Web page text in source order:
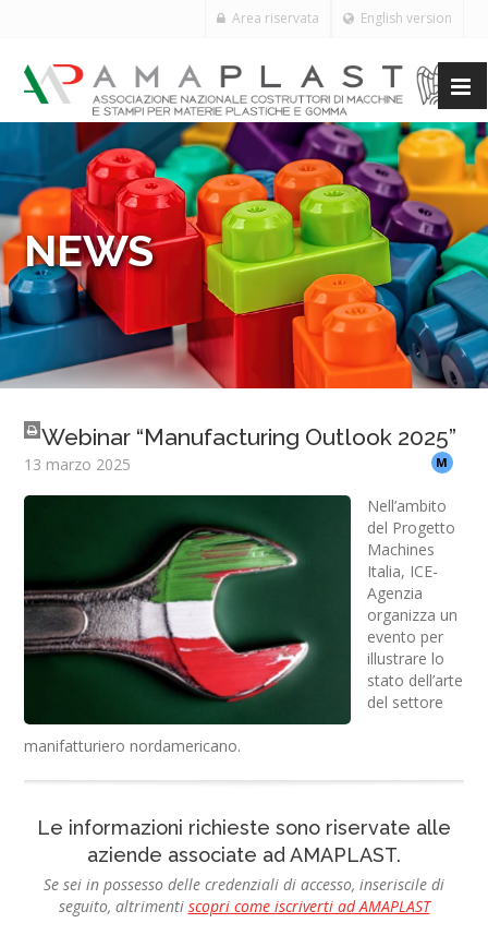
English version
Area riservata
NEWS
Webinar “Manufacturing Outlook 2025”
13 marzo 2025 M
Nell’ambito
del Progetto
Machines
Italia, ICE-
Agenzia
organizza un
evento per
illustrare lo
stato dell’arte
del settore
manifatturiero nordamericano.
Le informazioni richieste sono riservate alle
aziende associate ad AMAPLAST.
Se sei in possesso delle credenziali di accesso, inseriscile di
seguito, altrimenti scopri come iscriverti ad AMAPLAST